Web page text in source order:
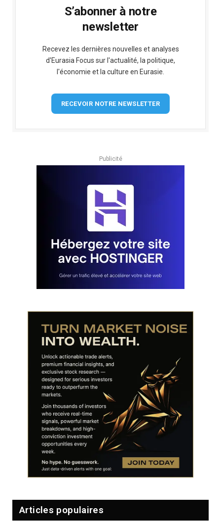
S’abonner à notre
newsletter
Recevez les dernières nouvelles et analyses
d'Eurasia Focus sur l'actualité, la politique,
l'économie et la culture en Eurasie.
RECEVOIR NOTRE NEWSLETTER
Publicité
Articles populaires